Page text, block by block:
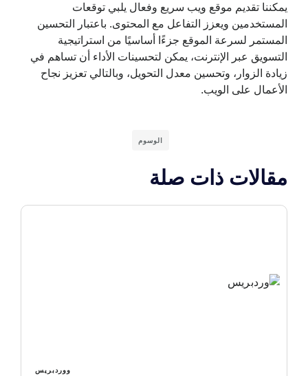
يمكننا تقديم موقع ويب سريع وفعال يلبي توقعات
المستخدمين ويعزز التفاعل مع المحتوى. باعتبار التحسين
المستمر لسرعة الموقع جزءًا أساسيًا من استراتيجية
التسويق عبر الإنترنت، يمكن لتحسينات الأداء أن تساهم في
زيادة الزوار، وتحسين معدل التحويل، وبالتالي تعزيز نجاح
الأعمال على الويب.
الوسوم
مقالات ذات صلة
ووردبريس